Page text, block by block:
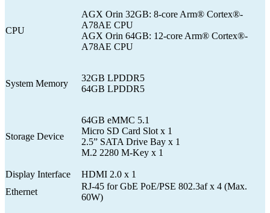
CPU
AGX Orin 32GB: 8-core Arm® Cortex®-
A78AE CPU
AGX Orin 64GB: 12-core Arm® Cortex®-
A78AE CPU
System Memory
32GB LPDDR5
64GB LPDDR5
Storage Device
64GB eMMC 5.1
Micro SD Card Slot x 1
2.5” SATA Drive Bay x 1
M.2 2280 M-Key x 1
Display Interface
HDMI 2.0 x 1
Ethernet
RJ-45 for GbE PoE/PSE 802.3af x 4 (Max.
60W)